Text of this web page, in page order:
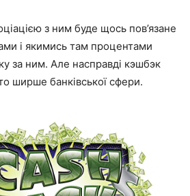
з ним буде щось пов’язане
і якимись там процентами
за ним. Але насправді кэшбэк
ширше банківської сфери.